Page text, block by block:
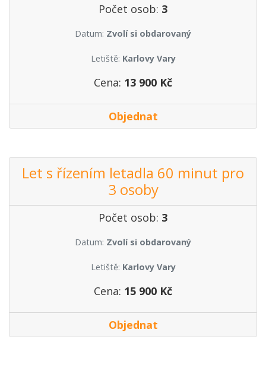
Počet osob: 3
Datum: Zvolí si obdarovaný
Letiště: Karlovy Vary
Cena: 13 900 Kč
Objednat
Let s řízením letadla 60 minut pro
3 osoby
Počet osob: 3
Datum: Zvolí si obdarovaný
Letiště: Karlovy Vary
Cena: 15 900 Kč
Objednat